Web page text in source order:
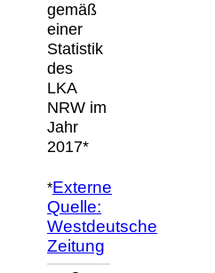
gemäß
einer
Statistik
des
LKA
NRW im
Jahr
2017*
*Externe
Quelle:
Westdeutsche
Zeitung